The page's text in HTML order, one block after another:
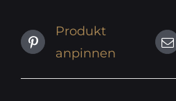
Produkt
anpinnen